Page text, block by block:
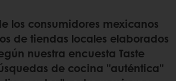
los consumidores mexicanos
de tiendas locales elaborados
nuestra encuesta Taste
de cocina "auténtica"